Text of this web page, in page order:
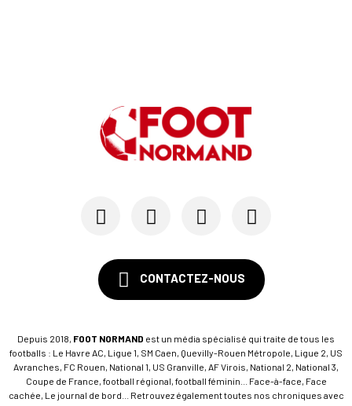
SM CAEN - MERCATO
Avec Mohamed Hafid, Malherbe veut frapper un gr...
SM Caen : Julien Meilhac quitte la direction de...
CONTACTEZ-NOUS
Depuis 2018, FOOT NORMAND est un média spécialisé qui traite de tous les
footballs : Le Havre AC, Ligue 1, SM Caen, Quevilly-Rouen Métropole, Ligue 2, US
Avranches, FC Rouen, National 1, US Granville, AF Virois, National 2, National 3,
Coupe de France, football régional, football féminin... Face-à-face, Face
cachée, Le journal de bord... Retrouvez également toutes nos chroniques avec